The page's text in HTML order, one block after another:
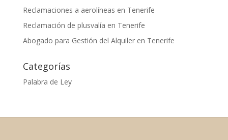
Reclamaciones a aerolíneas en Tenerife
Reclamación de plusvalía en Tenerife
Abogado para Gestión del Alquiler en Tenerife
Categorías
Palabra de Ley